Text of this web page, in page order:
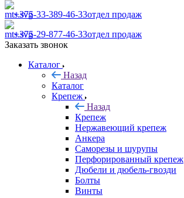
+375-33-389-46-33отдел продаж
+375-29-877-46-33отдел продаж
Заказать звонок
Каталог
Назад
Каталог
Крепеж
Назад
Крепеж
Нержавеющий крепеж
Анкера
Саморезы и шурупы
Перфорированный крепеж
Дюбели и дюбель-гвозди
Болты
Винты